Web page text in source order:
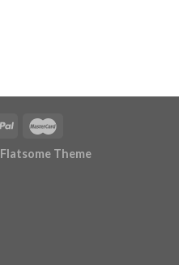
Flatsome Theme